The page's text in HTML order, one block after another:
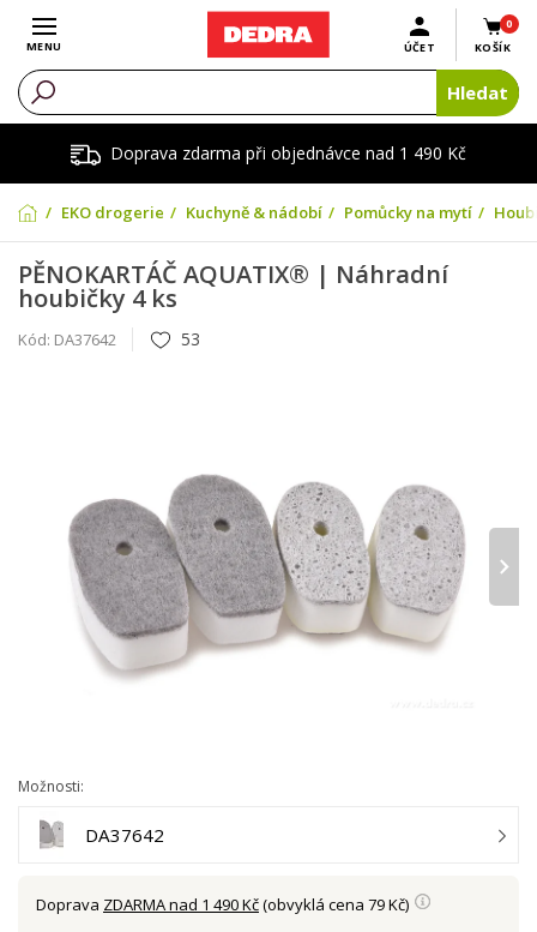
Doprava zdarma při objednávce nad 1 490 Kč
Otevřít menu
MENU
0
KOŠÍK
ÚČET
Hledat
EKO drogerie Kuchyně & nádobí Pomůcky na mytí
PĚNOKARTÁČ AQUATIX® | Náhradní
houbičky 4 ks
Kód: DA37642 53
›
Možnosti:
DA37642
Doprava ZDARMA nad 1 490 Kč(obvyklá cena 79 Kč)